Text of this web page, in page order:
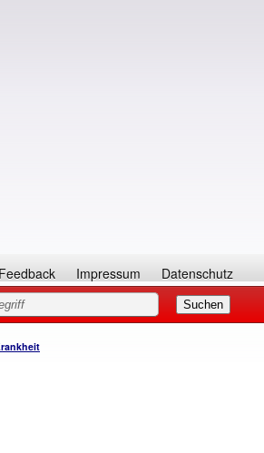
Feedback Impressum Datenschutz